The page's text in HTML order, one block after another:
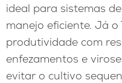
ideal para sistemas
manejo eficiente. Já
produtividade com
enfezamentos e
evitar o cultivo